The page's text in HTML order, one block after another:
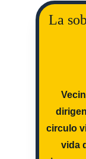
La
circulo
vida